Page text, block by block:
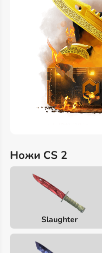
Ножи CS 2
Slaughter